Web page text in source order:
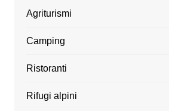
Agriturismi
Camping
Ristoranti
Rifugi alpini